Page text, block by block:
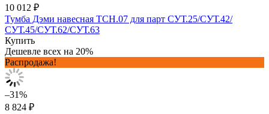
10 012 ₽
Тумба Дэми навесная ТСН.07 для парт СУТ.25/СУТ.42/
СУТ.45/СУТ.62/СУТ.63
Купить
Дешевле всех на 20%
Распродажа!
–31%
8 824 ₽